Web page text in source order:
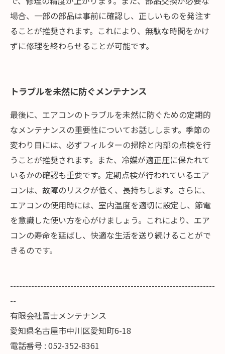
場合、一部の部品は事前に確認し、正しいものを発注す
ることが推奨されます。これにより、無駄な時間をかけ
ずに修理を終わらせることが可能です。
トラブルを未然に防ぐメンテナンス
最後に、エアコンのトラブルを未然に防ぐための定期的
なメンテナンスの重要性についてお話しします。季節の
変わり目には、必ずフィルターの掃除と内部の点検を行
うことが推奨されます。また、冷媒が適正圧に保たれて
いるかの確認も重要です。定期点検が行われているエア
コンは、故障のリスクが低く、長持ちします。さらに、
エアコンの使用時には、室内温度を適切に設定し、節電
を意識した使い方を心がけましょう。これにより、エア
コンの寿命を延ばし、快適な生活を送り続けることがで
きるのです。
--------------------------------------------------------------------
--
有限会社富士メンテナンス
愛知県名古屋市中川区愛知町6-18
電話番号 : 052-352-8361